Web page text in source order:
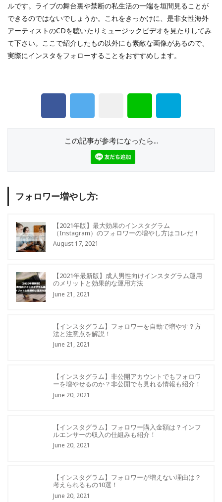
ルです。ライブの舞台裏や禁断の私生活の一端を垣間見ることが
できるのではないでしょうか。これをきっかけに、是非女性海外
アーティストのCDを聴いたりミュージックビデオを見たりしてみ
て下さい。ここで紹介したもの以外にも素敵な画像があるので、
実際にインスタをフォローすることをおすすめします。
この記事が参考になったら...
フォロワー増やし方:
【2021年版】最大効果のインスタグラム
（Instagram）のフォロワーの増やし方はコレだ！
August 17, 2021
【2021年最新版】成人男性向けインスタグラム運用
のメリットと効果的な運用方法
June 21, 2021
【インスタグラム】フォロワーを自動で増やす？方
法と注意点を解説！
June 21, 2021
【インスタグラム】非公開アカウントでもフォロワ
ーを増やせるのか？非公開でも見れる情報も紹介！
June 20, 2021
【インスタグラム】フォロワー購入金額は？インフ
ルエンサーの収入の仕組みも紹介！
June 20, 2021
【インスタグラム】フォロワーが増えない理由は？
考えられるもの10選！
June 20, 2021